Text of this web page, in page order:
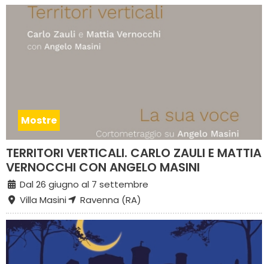
Mostre
TERRITORI VERTICALI. CARLO ZAULI E MATTIA
VERNOCCHI CON ANGELO MASINI
Dal 26 giugno al 7 settembre
Villa Masini
Ravenna (RA)